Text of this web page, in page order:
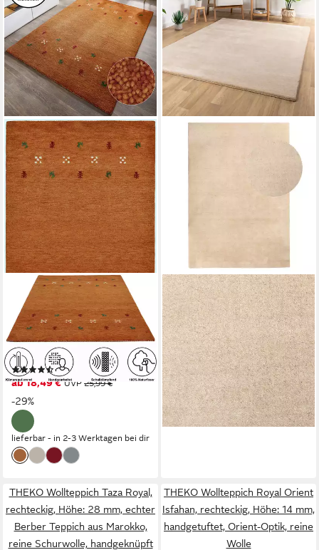
THEKO
Wollteppich Gabbeh Motiv,
Handgefertigt, Teppich,
Tiermotiv, reine Wolle,
rechteckig, Höhe: 14 mm,
reine Wolle, Wohnzimmer,
Schlafzimmer, Esszimmer
(36)
ab 18,49 € UVP 25,99 €
-29%
lieferbar - in 2-3 Werktagen bei dir
STEFFENSMEIER
Wollteppich Sali, Rechteckig,
Gabbeh, 100 % Schurwolle
ab 109,90 € 194,90 €
-44%
lieferbar - in 2-3 Werktagen bei dir
THEKO Wollteppich Taza Royal,
rechteckig, Höhe: 28 mm, echter
Berber Teppich aus Marokko,
reine Schurwolle, handgeknüpft
THEKO Wollteppich Royal Orient
Isfahan, rechteckig, Höhe: 14 mm,
handgetuftet, Orient-Optik, reine
Wolle